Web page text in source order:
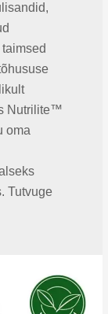
Nutrilite™
oma
Tutvuge